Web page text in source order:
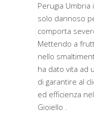
Perugia
solo dannoso
comporta
Mettendo a
nello
ha dato vita ad
di garantire al
ed efficienza
Gioiello .